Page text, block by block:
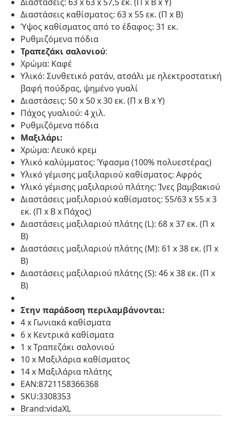
Διαστάσεις καθίσματος: 63 x 55 εκ. (Π x Β)
Ύψος καθίσματος από το έδαφος: 31 εκ.
Ρυθμιζόμενα πόδια
Τραπεζάκι σαλονιού:
Χρώμα: Καφέ
Υλικό: Συνθετικό ρατάν, ατσάλι με ηλεκτροστατική
βαφή πούδρας, ψημένο γυαλί
Διαστάσεις: 50 x 50 x 30 εκ. (Π x Β x Υ)
Πάχος γυαλιού: 4 χιλ.
Ρυθμιζόμενα πόδια
Μαξιλάρι:
Χρώμα: Λευκό κρεμ
Υλικό καλύμματος: Ύφασμα (100% πολυεστέρας)
Υλικό γέμισης μαξιλαριού καθίσματος: Αφρός
Υλικό γέμισης μαξιλαριού πλάτης: Ίνες βαμβακιού
Διαστάσεις μαξιλαριού καθίσματος: 55/63 x 55 x 3
εκ. (Π x Β x Πάχος)
Διαστάσεις μαξιλαριού πλάτης (L): 68 x 37 εκ. (Π x
Β)
Διαστάσεις μαξιλαριού πλάτης (M): 61 x 38 εκ. (Π x
Β)
Διαστάσεις μαξιλαριού πλάτης (S): 46 x 38 εκ. (Π x
Β)
Στην παράδοση περιλαμβάνονται:
4 x Γωνιακά καθίσματα
6 x Κεντρικά καθίσματα
1 x Τραπεζάκι σαλονιού
10 x Μαξιλάρια καθίσματος
14 x Μαξιλάρια πλάτης
EAN:8721158366368
SKU:3308353
Brand:vidaXL